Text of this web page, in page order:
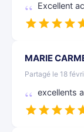
Excellent
MARIE
Partagé le 18
excellents